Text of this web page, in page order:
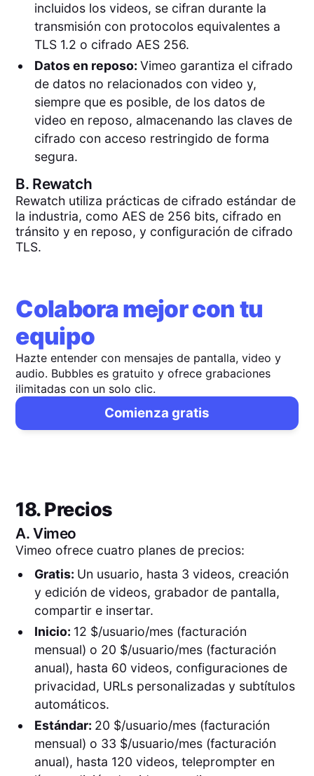
incluidos los videos, se cifran durante la
transmisión con protocolos equivalentes a
TLS 1.2 o cifrado AES 256.
Datos en reposo: Vimeo garantiza el cifrado
de datos no relacionados con video y,
siempre que es posible, de los datos de
video en reposo, almacenando las claves de
cifrado con acceso restringido de forma
segura.
B. Rewatch
Rewatch utiliza prácticas de cifrado estándar de
la industria, como AES de 256 bits, cifrado en
tránsito y en reposo, y configuración de cifrado
TLS.
Colabora mejor con tu
equipo
Hazte entender con mensajes de pantalla, video y
audio. Bubbles es gratuito y ofrece grabaciones
ilimitadas con un solo clic.
Comienza gratis
18. Precios
A.Vimeo
Vimeo ofrece cuatro planes de precios:
Gratis: Un usuario, hasta 3 videos, creación
y edición de videos, grabador de pantalla,
compartir e insertar.
Inicio: 12 $/usuario/mes (facturación
mensual) o 20 $/usuario/mes (facturación
anual), hasta 60 videos, configuraciones de
privacidad, URLs personalizadas y subtítulos
automáticos.
Estándar: 20 $/usuario/mes (facturación
mensual) o 33 $/usuario/mes (facturación
anual), hasta 120 videos, teleprompter en